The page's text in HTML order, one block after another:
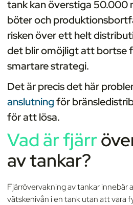
tank kan överstiga 50.000
böter och
risken över ett helt
det blir omöjligt att bortse
smartare strategi.
Det är precis det här
anslutningför
för att lösa.
Vad är fjärr
av tankar?
Fjärrövervakning av tankar innebär
vätskenivån i en tank utan att vara